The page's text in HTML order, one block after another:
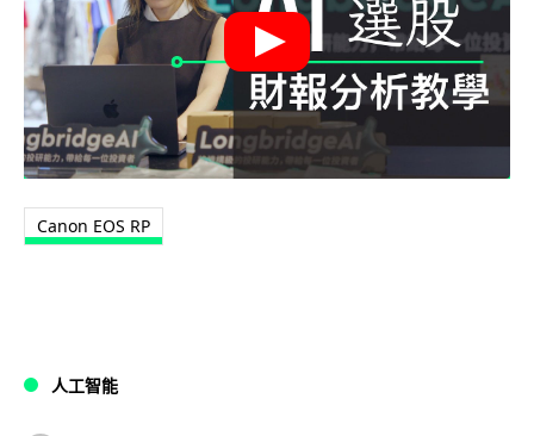
Canon EOS RP
人工智能